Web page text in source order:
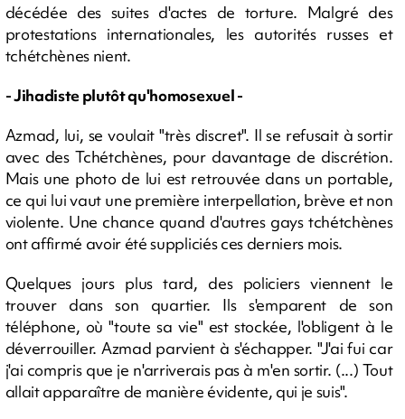
décédée des suites d'actes de torture. Malgré des
protestations internationales, les autorités russes et
tchétchènes nient.
- Jihadiste plutôt qu'homosexuel -
Azmad, lui, se voulait "très discret". Il se refusait à sortir
avec des Tchétchènes, pour davantage de discrétion.
Mais une photo de lui est retrouvée dans un portable,
ce qui lui vaut une première interpellation, brève et non
violente. Une chance quand d'autres gays tchétchènes
ont affirmé avoir été suppliciés ces derniers mois.
Quelques jours plus tard, des policiers viennent le
trouver dans son quartier. Ils s'emparent de son
téléphone, où "toute sa vie" est stockée, l'obligent à le
déverrouiller. Azmad parvient à s'échapper. "J'ai fui car
j'ai compris que je n'arriverais pas à m'en sortir. (...) Tout
allait apparaître de manière évidente, qui je suis".